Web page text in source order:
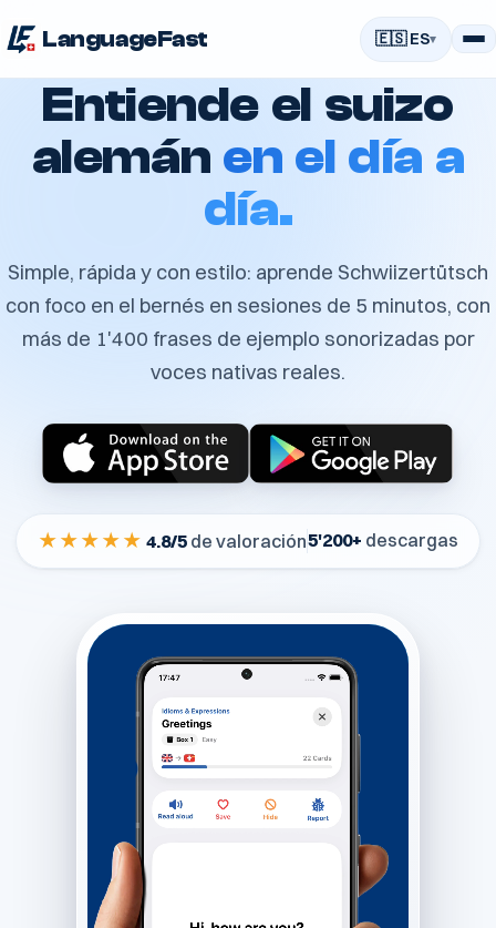
LanguageFast 🇪🇸 ES
Entiende el suizo
alemán en el día a
día.
Simple, rápida y con estilo: aprende Schwiizertütsch
con foco en el bernés en sesiones de 5 minutos, con
más de 1'400 frases de ejemplo sonorizadas por
voces nativas reales.
★★★★★ 4.8/5 de valoración5'200+ descargas